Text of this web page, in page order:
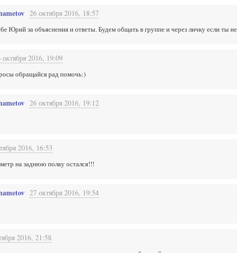
26 октября 2016, 18:57
Юрий за объяснения и ответы. Будем общать в группе и через личку если ты
октября 2016, 19:09
обращайся рад помочь:)
26 октября 2016, 19:12
2016, 16:53
на заднюю полку остался!!!
27 октября 2016, 19:54
2016, 21:58